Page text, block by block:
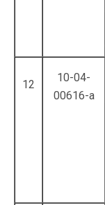
12
10-04-
00616-а